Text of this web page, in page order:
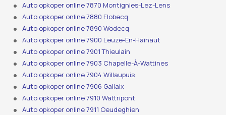
Auto opkoper online 7870 Montignies-Lez-Lens
Auto opkoper online 7880 Flobecq
Auto opkoper online 7890 Wodecq
Auto opkoper online 7900 Leuze-En-Hainaut
Auto opkoper online 7901 Thieulain
Auto opkoper online 7903 Chapelle-À-Wattines
Auto opkoper online 7904 Willaupuis
Auto opkoper online 7906 Gallaix
Auto opkoper online 7910 Wattripont
Auto opkoper online 7911 Oeudeghien